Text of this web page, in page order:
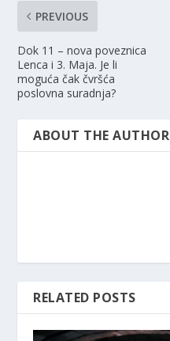
PREVIOUS
Dok 11 – nova poveznica
Lenca i 3. Maja. Je li
moguća čak čvršća
poslovna suradnja?
ABOUT THE AUTHOR
RELATED POSTS